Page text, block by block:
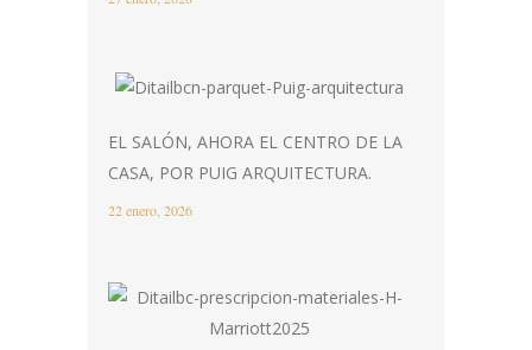
EL SALÓN, AHORA EL CENTRO DE LA
CASA, POR PUIG ARQUITECTURA.
22 enero, 2026